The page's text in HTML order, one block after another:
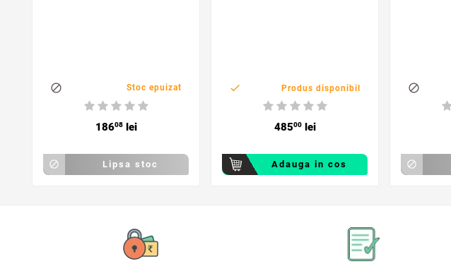
 Stoc epuizat
18608lei
 Lipsa stoc
 Produs disponibil
48500lei
Adauga in cos

